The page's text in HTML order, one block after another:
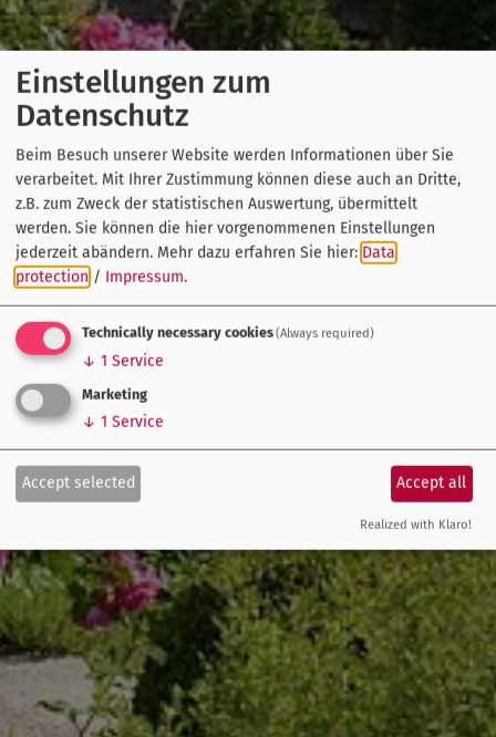
Einstellungen zum
Datenschutz
Beim Besuch unserer Website werden Informationen über Sie
verarbeitet. Mit Ihrer Zustimmung können diese auch an Dritte,
z.B. zum Zweck der statistischen Auswertung, übermittelt
werden. Sie können die hier vorgenommenen Einstellungen
jederzeit abändern. Mehr dazu erfahren Sie hier: Data
protection / Impressum.
Technically necessary cookies(Always required)
↓ 1 Service
Marketing
↓ 1 Service
Accept selected Accept all
Realized with Klaro!